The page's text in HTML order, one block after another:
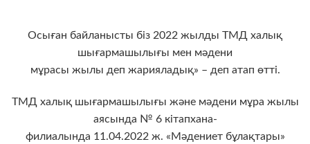
Осыған байланысты біз 2022 жылды ТМД халық
шығармашылығы мен мәдени
мұрасы жылы деп жарияладық» – деп атап өтті.
ТМД халық шығармашылығы және мәдени мұра жылы
аясында № 6 кітапхана-
филиалында 11.04.2022 ж. «Мәдениет бұлақтары»